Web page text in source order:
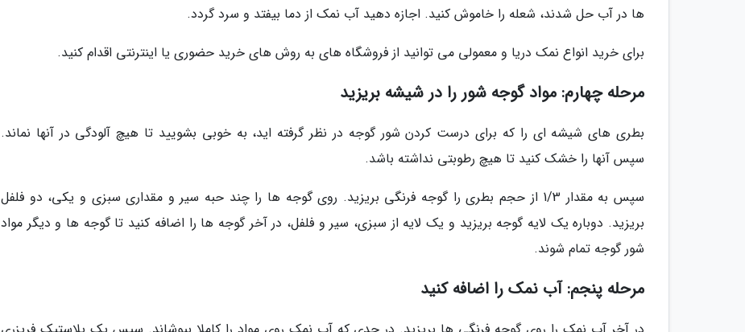
ها در آب حل شدند، شعله را خاموش کنید. اجازه دهید آب نمک از دما بیفتد و سرد گردد.
برای خرید انواع نمک دریا و معمولی می توانید از فروشگاه های به روش های خرید حضوری یا اینترنتی اقدام کنید.
مرحله چهارم: مواد گوجه شور را در شیشه بریزید
بطری های شیشه ای را که برای درست کردن شور گوجه در نظر گرفته اید، به خوبی بشویید تا هیچ آلودگی در آنها نماند.
سپس آنها را خشک کنید تا هیچ رطوبتی نداشته باشد.
سپس به مقدار 1/3 از حجم بطری را گوجه فرنگی بریزید. روی گوجه ها را چند حبه سیر و مقداری سبزی و یکی، دو فلفل
بریزید. دوباره یک لایه گوجه بریزید و یک لایه از سبزی، سیر و فلفل، در آخر گوجه ها را اضافه کنید تا گوجه ها و دیگر مواد
شور گوجه تمام شوند.
مرحله پنجم: آب نمک را اضافه کنید